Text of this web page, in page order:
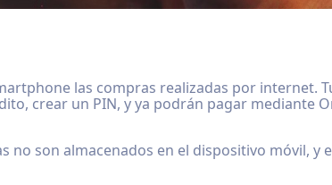
las compras realizadas por internet.
crear un PIN, y ya podrán pagar mediante
no son almacenados en el dispositivo móvil,